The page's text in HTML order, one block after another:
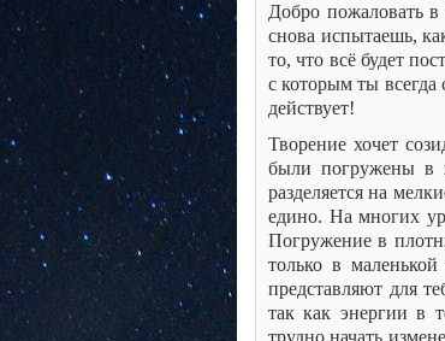
Добро пожаловать
снова испытаешь,
то, что всё будет
с которым ты всегда
действует!
Творение хочет
были погружены в
разделяется на
едино. На многих
Погружение в
только в
представляют для
так как энергии в
трудно начать